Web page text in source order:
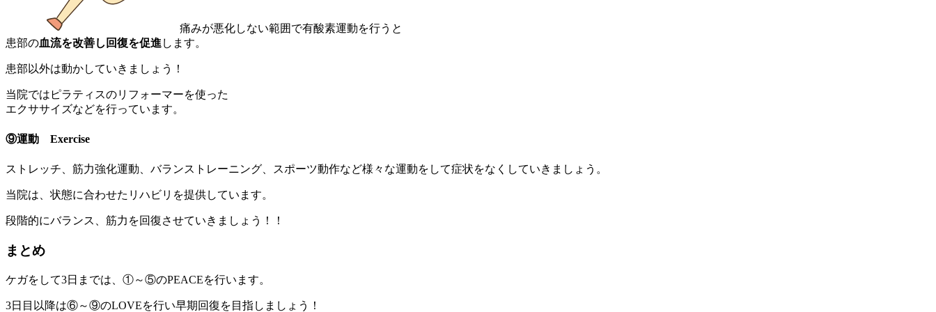
痛みが悪化しない範囲で有酸素運動を行うと
患部の血流を改善し回復を促進 します。
患部以外は動かしていきましょう！
当院ではピラティスのリフォーマーを使った
エクササイズなどを行っています。
⑨運動 Exercise
ストレッチ、筋力強化運動、バランストレーニング、スポーツ動作など様々な運動をして症状をなくしていきましょう。
当院は、状態に合わせたリハビリを提供しています。
段階的にバランス、筋力を回復させていきましょう！！
まとめ
ケガをして3日までは、①～⑤のPEACEを行います。
3日目以降は⑥～⑨のLOVEを行い早期回復を目指しましょう！